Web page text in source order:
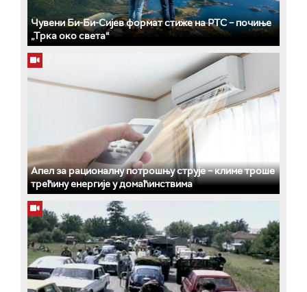
Чувени Би-Би-Сијев формат стиже на РТС – почиње
„Трка око света“
Апел за рационалну потрошњу струје – климе троше
трећину енергије у домаћинствима